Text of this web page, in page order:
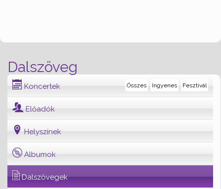
Dalszöveg
Koncertek Fesztivál
Ingyenes
Összes
Előadók
Helyszínek
Albumok
Dalszövegek